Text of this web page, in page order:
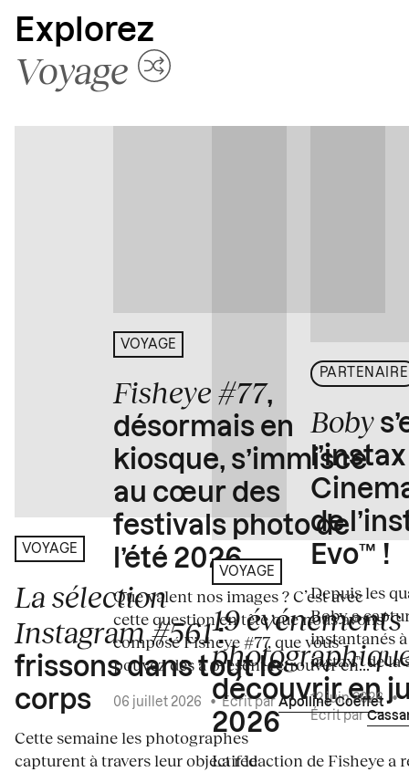
Explorez
Voyage
VOYAGE
La sélection
Instagram #561:
frissons dans tout le
corps
Cette semaine les photographes
capturent à travers leur objectif le
VOYAGE
Fisheye #77,
désormais en
kiosque, s’immisce
au cœur des
festivals photo de
l’été 2026
Que valent nos images ? C’est avec
cette question en tête que nous avons
composé Fisheye #77, que vous
pouvez dès à présent retrouver en...
06 juillet 2026 •Écrit par Apolline Coëffet
VOYAGE
19 événements
découvrir en
2026
La rédaction de Fisheye a
PARTENAIRE
Boby
de
Evo™ !
Depuis les
Boby a
instantanés
instax™ de la
12 juin 2026 •
Écrit par